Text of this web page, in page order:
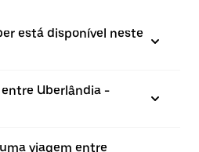
está disponível neste
Uberlândia -
viagem entre